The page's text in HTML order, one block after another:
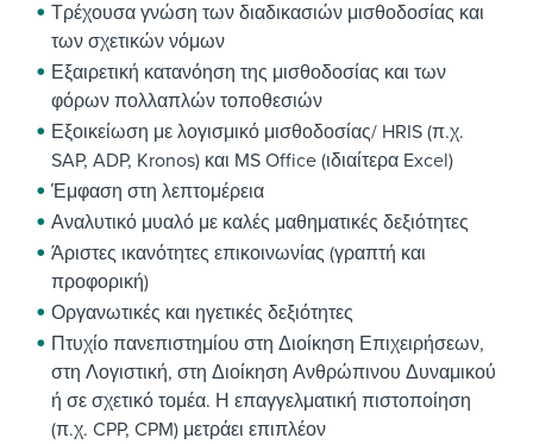
Τρέχουσα γνώση των διαδικασιών μισθοδοσίας και
των σχετικών νόμων
Εξαιρετική κατανόηση της μισθοδοσίας και των
φόρων πολλαπλών τοποθεσιών
Εξοικείωση με λογισμικό μισθοδοσίας/ HRIS (π.χ.
SAP, ADP, Kronos) και MS Office (ιδιαίτερα Excel)
Έμφαση στη λεπτομέρεια
Αναλυτικό μυαλό με καλές μαθηματικές δεξιότητες
Άριστες ικανότητες επικοινωνίας (γραπτή και
προφορική)
Οργανωτικές και ηγετικές δεξιότητες
Πτυχίο πανεπιστημίου στη Διοίκηση Επιχειρήσεων,
στη Λογιστική, στη Διοίκηση Ανθρώπινου Δυναμικού
ή σε σχετικό τομέα. Η επαγγελματική πιστοποίηση
(π.χ. CPP, CPM) μετράει επιπλέον